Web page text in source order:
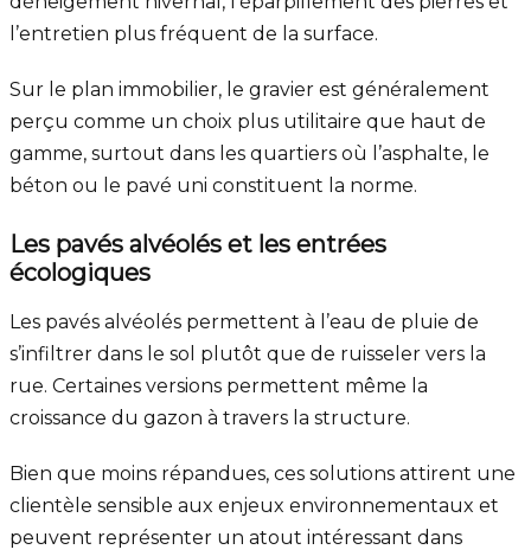
l’entretien plus fréquent de la surface.
Sur le plan immobilier, le gravier est généralement
perçu comme un choix plus utilitaire que haut de
gamme, surtout dans les quartiers où l’asphalte, le
béton ou le pavé uni constituent la norme.
Les pavés alvéolés et les entrées
écologiques
Les pavés alvéolés permettent à l’eau de pluie de
s’infiltrer dans le sol plutôt que de ruisseler vers la
rue. Certaines versions permettent même la
croissance du gazon à travers la structure.
Bien que moins répandues, ces solutions attirent une
clientèle sensible aux enjeux environnementaux et
peuvent représenter un atout intéressant dans